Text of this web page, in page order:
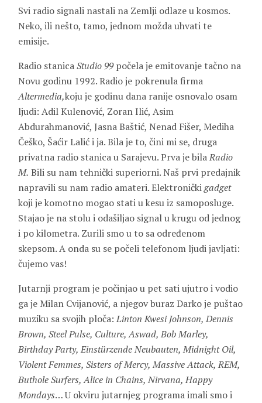
Svi radio signali nastali na Zemlji odlaze u kosmos.
Neko, ili nešto, tamo, jednom možda uhvati te
emisije.
Radio stanicaStudio 99počela je emitovanje tačno na
Novu godinu 1992. Radio je pokrenula firma
Altermedia,koju je godinu dana ranije osnovalo osam
ljudi: Adil Kulenović, Zoran Ilić, Asim
Abdurahmanović, Jasna Baštić, Nenad Fišer, Mediha
Češko, Šaćir Lalić i ja. Bila je to, čini mi se, druga
privatna radio stanica u Sarajevu. Prva je bilaRadio
M. Bili su nam tehnički superiorni. Naš prvi predajnik
napravili su nam radio amateri. Elektroničkigadget
koji je komotno mogao stati u kesu iz samoposluge.
Stajao je na stolu i odašiljao signal u krugu od jednog
i po kilometra. Zurili smo u to sa određenom
skepsom. A onda su se počeli telefonom ljudi javljati:
čujemo vas!
Jutarnji program je počinjao u pet sati ujutro i vodio
ga je Milan Cvijanović, a njegov buraz Darko je puštao
muziku sa svojih ploča: Linton Kwesi Johnson, Dennis
Brown, Steel Pulse, Culture, Aswad, Bob Marley,
Birthday Party, Einstürzende Neubauten, Midnight Oil,
Violent Femmes, Sisters of Mercy, Massive Attack, REM,
Buthole Surfers, Alice in Chains, Nirvana, Happy
Mondays… U okviru jutarnjeg programa imali smo i